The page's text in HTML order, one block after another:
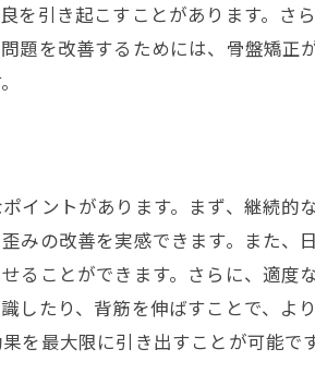
市で利用できる骨盤矯正の施設紹介
矯正で期待できる健康的な生活
コミュニティと連携した健康促進活
矯正を効果的にするウォーキング法
分析で自分に合った改善策を見つ
習慣と骨盤矯正の統合的アプローチ
い歩行がもたらす姿勢改善の効果
矯正後の歩行の重要性
を引き起こすことがあります。
題を改善するためには、骨盤矯
イントがあります。まず、継続
みの改善を実感できます。また
ることができます。さらに、適度
したり、背筋を伸ばすことで、よ
を最大限に引き出すことが可能です